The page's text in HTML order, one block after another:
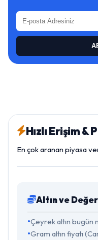
Hızlı Erişim
En çok aranan piyasa
Altın ve
Çeyrek altın bugün
Gram altın fiyatı